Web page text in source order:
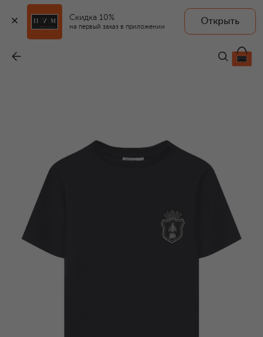
Скидка 10%
на первый заказ в приложении
Открыть
14 850 ₽